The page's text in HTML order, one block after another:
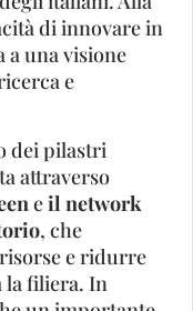
di innovare in
a una visione
e
dei pilastri
attraverso
eil network
, che
e ridurre
la filiera. In